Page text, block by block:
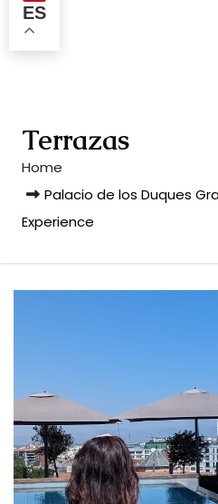
ES
Terrazas
Home
Palacio de los Duques
Experience